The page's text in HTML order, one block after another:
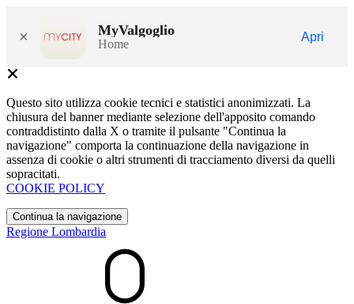
× MyValgoglio
Home
Apri
Questo sito utilizza cookie tecnici e statistici anonimizzati. La
chiusura del banner mediante selezione dell'apposito comando
contraddistinto dalla X o tramite il pulsante "Continua la
navigazione" comporta la continuazione della navigazione in
assenza di cookie o altri strumenti di tracciamento diversi da quelli
sopracitati.
COOKIE POLICY
Continua la navigazione
Regione Lombardia